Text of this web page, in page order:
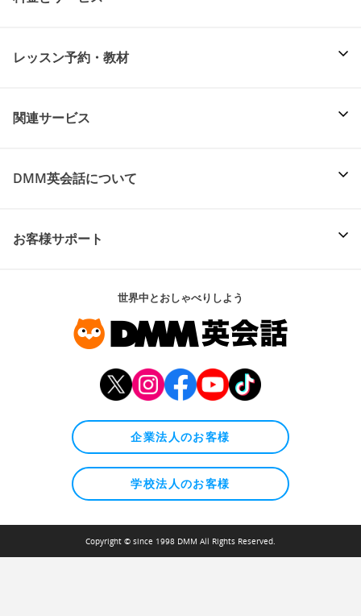
レッスン予約・教材
関連サービス
DMM英会話について
お客様サポート
世界中とおしゃべりしよう
企業法人のお客様
学校法人のお客様
Copyright © since 1998 DMM All Rights Reserved.